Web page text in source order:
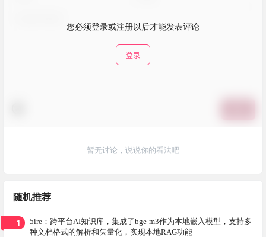
您必须登录或注册以后才能发表评论
登录
暂无讨论，说说你的看法吧
随机推荐
1
5ire：跨平台AI知识库，集成了bge-m3作为本地嵌入模型，支持多
种文档格式的解析和矢量化，实现本地RAG功能